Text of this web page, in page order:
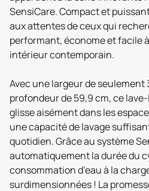
SensiCare. Compact et
aux attentes de ceux qui
performant, économe et facile
intérieur contemporain.
Avec une largeur de seulement
profondeur de 59,9 cm, ce
glisse aisément dans les
une capacité de lavage
quotidien. Grâce au système
automatiquement la durée du
consommation d’eau à la
surdimensionnées ! La